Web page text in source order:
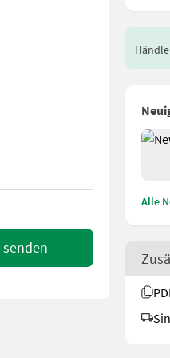
Drehzahlkonzept 850U/
Alle